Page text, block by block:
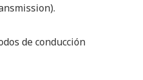
de conducción